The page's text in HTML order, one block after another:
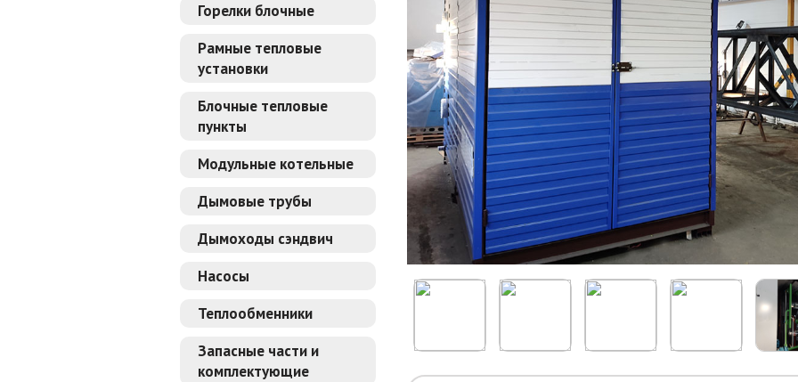
Горелки блочные
Рамные тепловые
установки
Блочные тепловые
пункты
Модульные котельные
Дымовые трубы
Дымоходы сэндвич
Насосы
Теплообменники
Запасные части и
комплектующие